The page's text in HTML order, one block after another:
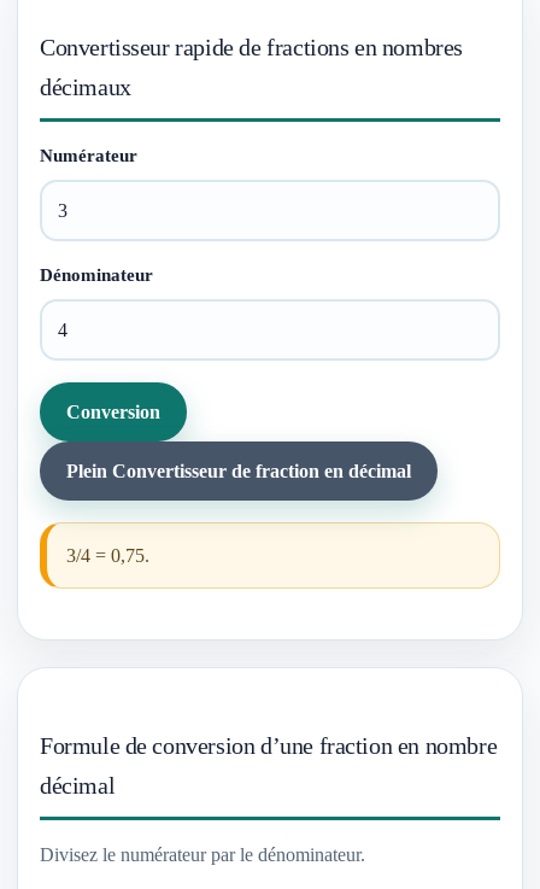
Convertisseur rapide de fractions en nombres
décimaux
Numérateur
Dénominateur
Conversion
Plein Convertisseur de fraction en décimal
3/4 = 0,75.
Formule de conversion d’une fraction en nombre
décimal
Divisez le numérateur par le dénominateur.